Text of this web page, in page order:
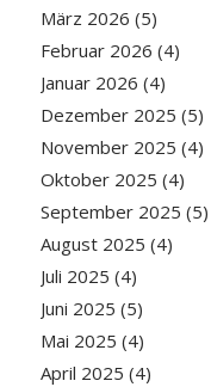
März 2026 (5)
Februar 2026 (4)
Januar 2026 (4)
Dezember 2025 (5)
November 2025 (4)
Oktober 2025 (4)
September 2025 (5)
August 2025 (4)
Juli 2025 (4)
Juni 2025 (5)
Mai 2025 (4)
April 2025 (4)